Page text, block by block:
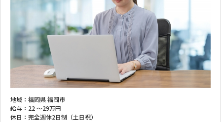
地域： 福岡県 福岡市
給与： 22 ～29万円
休日： 完全週休2日制（土日祝）